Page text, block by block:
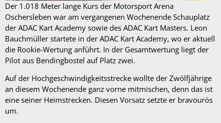
Der 1.018 Meter lange Kurs der Motorsport Arena
Oschersleben war am vergangenen Wochenende Schauplatz
der ADAC Kart Academy sowie des ADAC Kart Masters. Leon
Bauchmüller startete in der ADAC Kart Academy, wo er aktuell
die Rookie-Wertung anführt. In der Gesamtwertung liegt der
Pilot aus Bendingbostel auf Platz zwei.
Auf der Hochgeschwindigkeitsstrecke wollte der Zwölfjährige
an diesem Wochenende ganz vorne mitmischen, denn das ist
eine seiner Heimstrecken. Diesen Vorsatz setzte er bravourös
um.